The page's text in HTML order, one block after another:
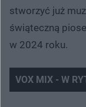
stworzyć już
świąteczną
w 2024 roku.
VOX MIX - W